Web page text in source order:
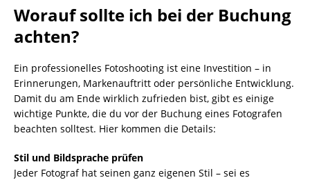
Worauf sollte ich bei der Buchung
achten?
Ein professionelles Fotoshooting ist eine Investition – in
Erinnerungen, Markenauftritt oder persönliche Entwicklung.
Damit du am Ende wirklich zufrieden bist, gibt es einige
wichtige Punkte, die du vor der Buchung eines Fotografen
beachten solltest. Hier kommen die Details:
Stil und Bildsprache prüfen
Jeder Fotograf hat seinen ganz eigenen Stil – sei es